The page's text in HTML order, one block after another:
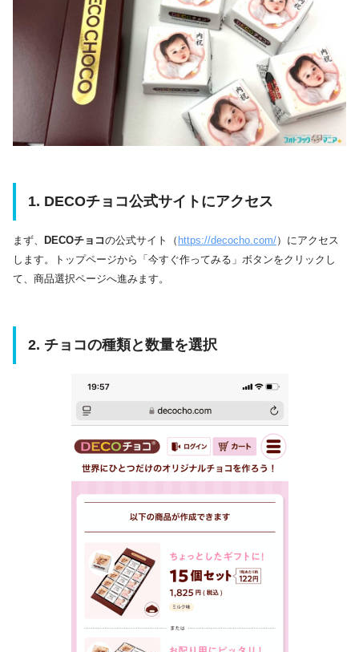
1. DECOチョコ公式サイトにアクセス
まず、 DECOチョコの公式サイト（ https://decocho.com/）にアクセス
します。​トップページから「今すぐ作ってみる」ボタンをクリックし
て、商品選択ページへ進みます。​
2. チョコの種類と数量を選択